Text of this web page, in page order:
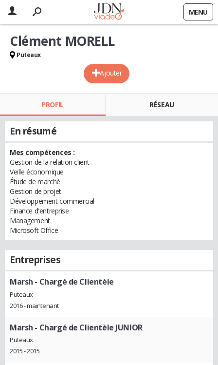
MENU
Ajouter
Clément MORELL
Puteaux
PROFIL RÉSEAU
En résumé
Mes compétences :
Gestion de la relation client
Veille économique
Étude de marché
Gestion de projet
Développement commercial
Finance d'entreprise
Management
Microsoft Office
Entreprises
Marsh - Chargé de Clientèle
Puteaux
2016 - maintenant
Marsh - Chargé de Clientèle JUNIOR
Puteaux
2015 - 2015